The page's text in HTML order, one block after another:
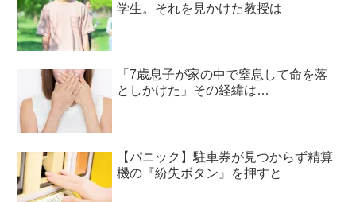
学生。それを見かけた教授は
「7歳息子が家の中で窒息して命を落
としかけた」その経緯は…
【パニック】駐車券が見つからず精算
機の『紛失ボタン』を押すと